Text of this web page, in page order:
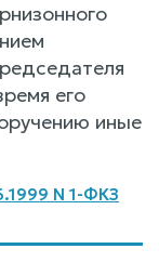
его
иные
N 1-ФКЗ